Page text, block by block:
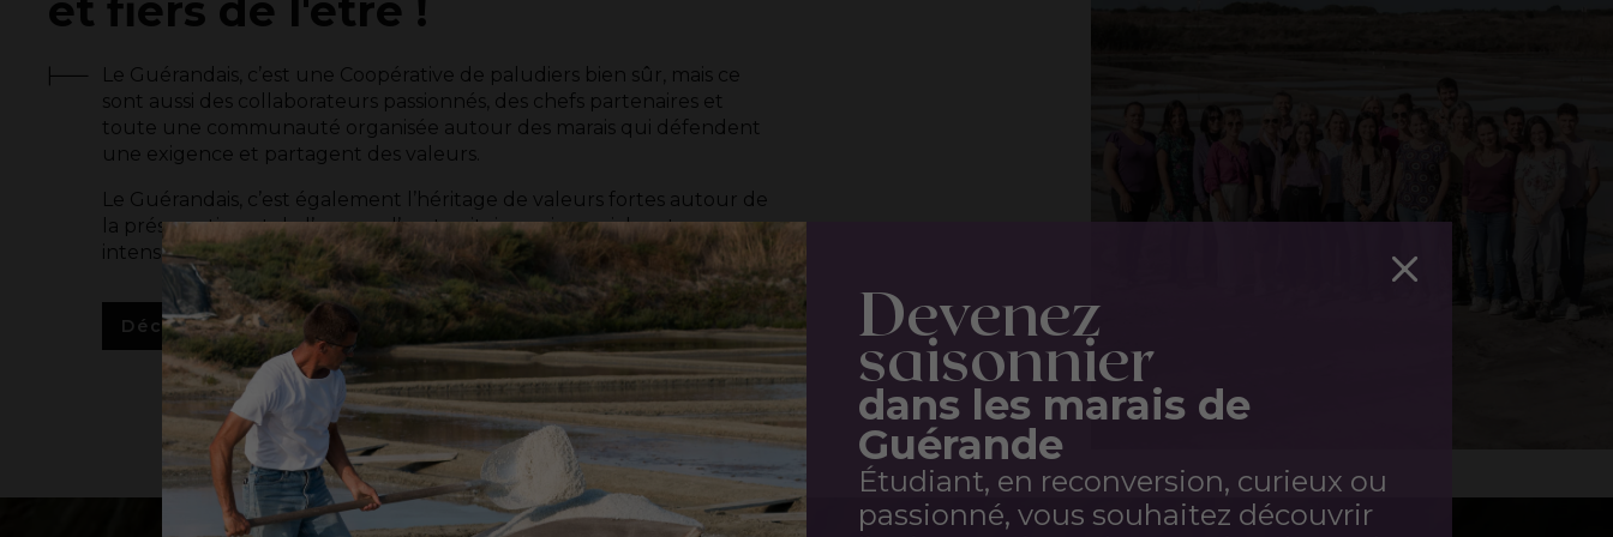
et fiers de l'être !
Le Guérandais, c’est une Coopérative de paludiers bien sûr, mais ce
sont aussi des collaborateurs passionnés, des chefs partenaires et
toute une communauté organisée autour des marais qui défendent
une exigence et partagent des valeurs.
Le Guérandais, c’est également l’héritage de valeurs fortes autour de
la préservation et de l’amour d’un territoire unique, riche et
intensément vivant.
Découvrez nos valeurs & engagements
Fermer
Devenez
saisonnier
dans les marais de
Guérande
Étudiant, en reconversion, curieux ou
passionné, vous souhaitez découvrir